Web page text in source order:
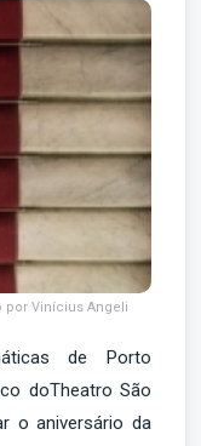
por Vinícius Angeli
de Porto
doTheatro São
o aniversário da